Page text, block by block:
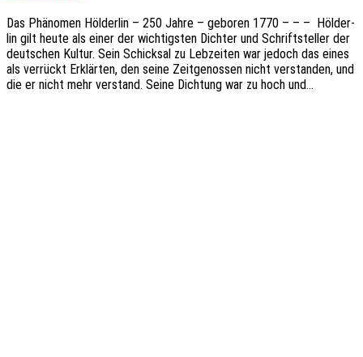
Das Phäno­men Hölder­lin – 250 Jahre – gebo­ren 1770 – – – Hölder­
lin gilt heute als einer der wich­tigs­ten Dich­ter und Schrift­stel­ler der
deut­schen Kultur. Sein Schick­sal zu Lebzei­ten war jedoch das eines
als verrückt Erklär­ten, den seine Zeit­ge­nos­sen nicht verstan­den, und
die er nicht mehr verstand. Seine Dich­tung war zu hoch und…